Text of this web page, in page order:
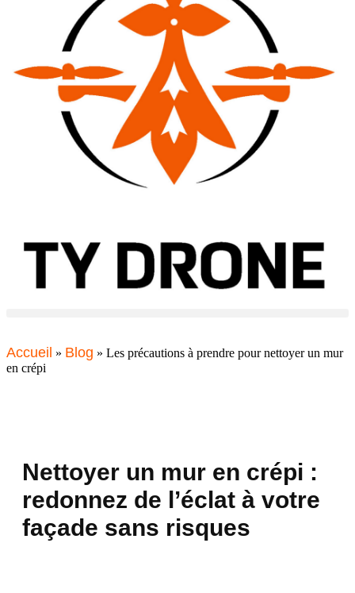
Accueil » Blog » Les précautions à prendre pour nettoyer un mur
en crépi
Nettoyer un mur en crépi :
redonnez de l’éclat à votre
façade sans risques